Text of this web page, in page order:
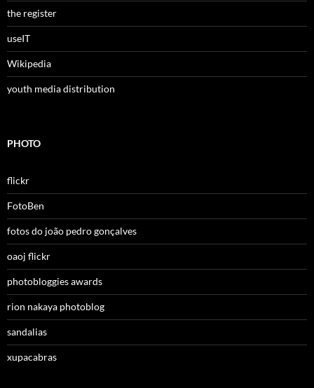
the register
useIT
Wikipedia
youth media distribution
PHOTO
flickr
FotoBen
fotos do joão pedro gonçalves
oaoj flickr
photobloggies awards
rion nakaya photoblog
sandalias
xupacabras